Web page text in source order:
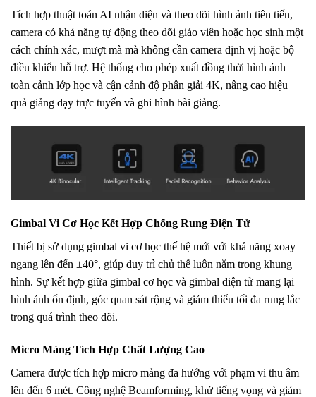
Tích hợp thuật toán AI nhận diện và theo dõi hình ảnh tiên tiến,
camera có khả năng tự động theo dõi giáo viên hoặc học sinh một
cách chính xác, mượt mà mà không cần camera định vị hoặc bộ
điều khiển hỗ trợ. Hệ thống cho phép xuất đồng thời hình ảnh
toàn cảnh lớp học và cận cảnh độ phân giải 4K, nâng cao hiệu
quả giảng dạy trực tuyến và ghi hình bài giảng.
Gimbal Vi Cơ Học Kết Hợp Chống Rung Điện Tử
Thiết bị sử dụng gimbal vi cơ học thế hệ mới với khả năng xoay
ngang lên đến ±40°, giúp duy trì chủ thể luôn nằm trong khung
hình. Sự kết hợp giữa gimbal cơ học và gimbal điện tử mang lại
hình ảnh ổn định, góc quan sát rộng và giảm thiểu tối đa rung lắc
trong quá trình theo dõi.
Micro Mảng Tích Hợp Chất Lượng Cao
Camera được tích hợp micro mảng đa hướng với phạm vi thu âm
lên đến 6 mét. Công nghệ Beamforming, khử tiếng vọng và giảm